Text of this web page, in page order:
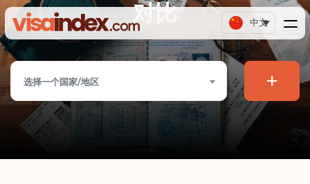
中文
对比
选择一个国家/地区 +